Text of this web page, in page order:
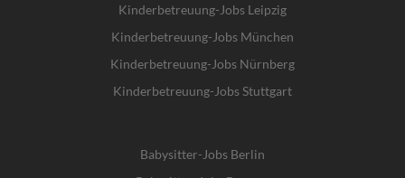
Kinderbetreuung-Jobs Leipzig
Kinderbetreuung-Jobs München
Kinderbetreuung-Jobs Nürnberg
Kinderbetreuung-Jobs Stuttgart
Babysitter-Jobs Berlin